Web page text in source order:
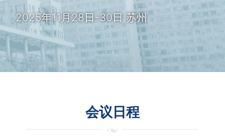
2025年11月28日-30日 苏州
会议日程